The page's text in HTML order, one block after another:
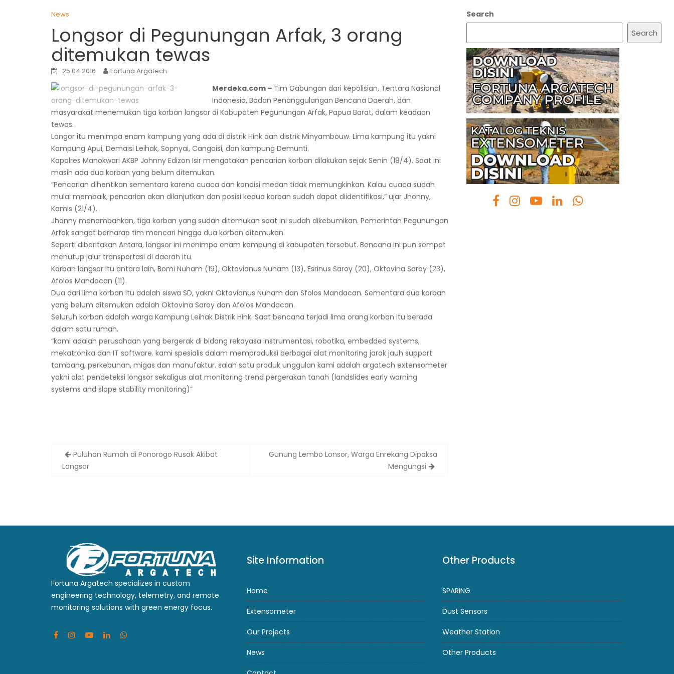
News
Longsor di Pegunungan Arfak, 3 orang
ditemukan tewas
25.04.2016 Fortuna Argatech
Merdeka.com – Tim Gabungan dari kepolisian, Tentara Nasional
Indonesia, Badan Penanggulangan Bencana Daerah, dan
masyarakat menemukan tiga korban longsor di Kabupaten Pegunungan Arfak, Papua Barat, dalam keadaan
tewas.
Longor itu menimpa enam kampung yang ada di distrik Hink dan distrik Minyambouw. Lima kampung itu yakni
Kampung Apui, Demaisi Leihak, Sopnyai, Cangoisi, dan kampung Demunti.
Kapolres Manokwari AKBP Johnny Edizon Isir mengatakan pencarian korban dilakukan sejak Senin (18/4). Saat ini
masih ada dua korban yang belum ditemukan.
“Pencarian dihentikan sementara karena cuaca dan kondisi medan tidak memungkinkan. Kalau cuaca sudah
mulai membaik, pencarian akan dilanjutkan dan posisi kedua korban sudah dapat diidentifikasi,” ujar Jhonny,
Kamis (21/4).
Jhonny menambahkan, tiga korban yang sudah ditemukan saat ini sudah dikebumikan. Pemerintah Pegunungan
Arfak sangat berharap tim mencari hingga dua korban ditemukan.
Seperti diberitakan Antara, longsor ini menimpa enam kampung di kabupaten tersebut. Bencana ini pun sempat
menutup jalur transportasi di daerah itu.
Korban longsor itu antara lain, Bomi Nuham (19), Oktovianus Nuham (13), Esrinus Saroy (20), Oktovina Saroy (23),
Afolos Mandacan (11).
Dua dari lima korban itu adalah siswa SD, yakni Oktovianus Nuham dan Sfolos Mandacan. Sementara dua korban
yang belum ditemukan adalah Oktovina Saroy dan Afolos Mandacan.
Seluruh korban adalah warga Kampung Leihak Distrik Hink. Saat bencana terjadi lima orang korban itu berada
dalam satu rumah.
“kami adalah perusahaan yang bergerak di bidang rekayasa instrumentasi, robotika, embedded systems,
mekatronika dan IT software. kami spesialis dalam memproduksi berbagai alat monitoring jarak jauh support
tambang, perkebunan, migas dan manufaktur. salah satu produk unggulan kami adalah argatech extensometer
yakni alat pendeteksi longsor sekaligus alat monitoring trend pergerakan tanah (landslides early warning
systems and slope stability monitoring)”
Post
navigation
Puluhan Rumah di Ponorogo Rusak Akibat
Longsor
Gunung Lembo Lonsor, Warga Enrekang Dipaksa
Mengungsi
Search
Search
Fortuna Argatech specializes in custom
engineering technology, telemetry, and remote
monitoring solutions with green energy focus.
Site Information
Home
Extensometer
Our Projects
News
Other Products
SPARING
Dust Sensors
Weather Station
Other Products